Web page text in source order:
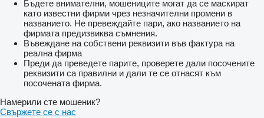
Бъдете внимателни, мошениците могат да се маскират
като известни фирми чрез незначителни промени в
названието. Не превеждайте пари, ако названието на
фирмата предизвиква съмнения.
Въвеждане на собствени реквизити във фактура на
реална фирма
Преди да преведете парите, проверете дали посочените
реквизити са правилни и дали те се отнасят към
посочената фирма.
Намерили сте мошеник?
Свържете се с нас